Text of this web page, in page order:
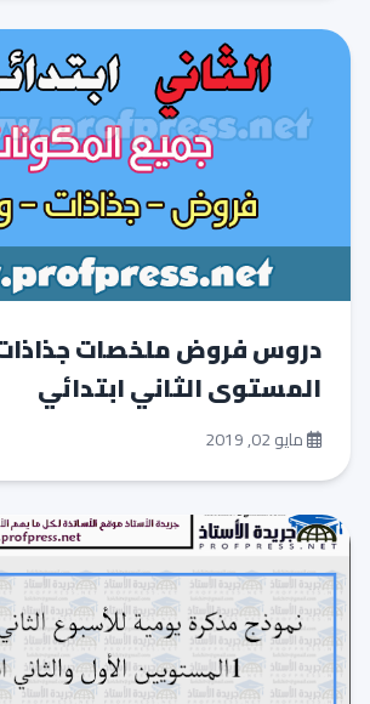
دروس فروض ملخصات
المستوى الثاني ابتدائي
مايو 02, 2019